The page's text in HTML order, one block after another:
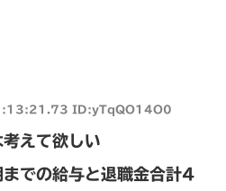
ID:yTqQO14O0
えて欲しい
での給与と退職金合計4